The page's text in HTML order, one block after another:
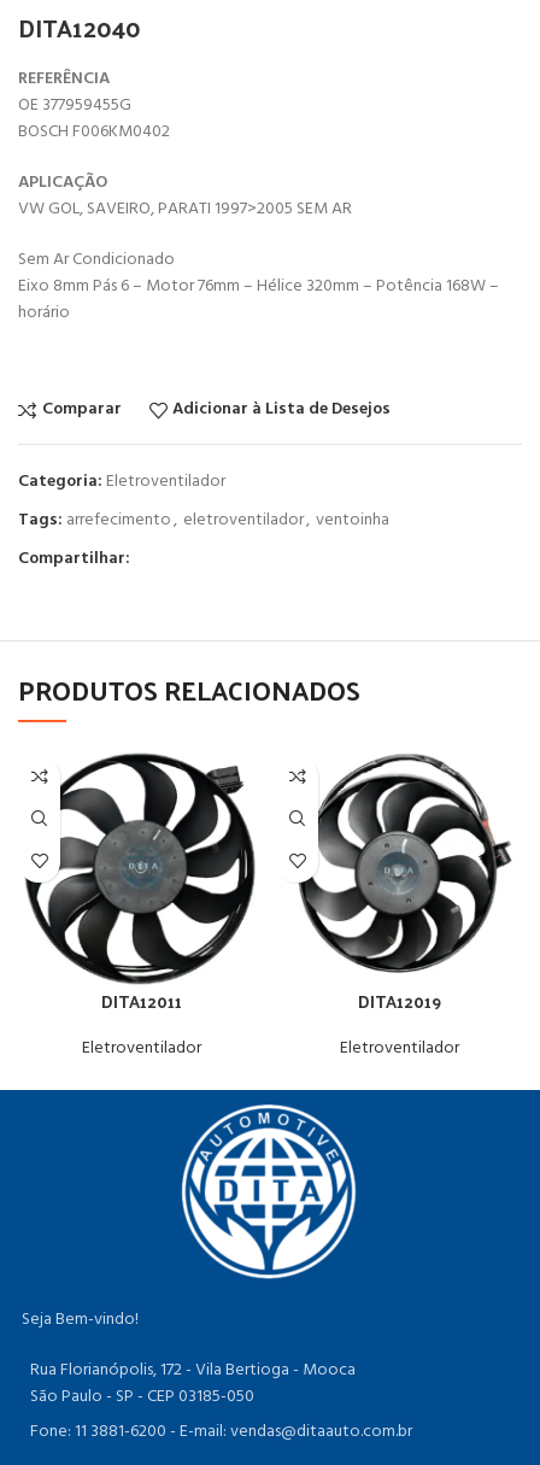
DITA12040
REFERÊNCIA
OE 377959455G
BOSCH F006KM0402
APLICAÇÃO
VW GOL, SAVEIRO, PARATI 1997>2005 SEM AR
Sem Ar Condicionado
Eixo 8mm Pás 6 – Motor 76mm – Hélice 320mm – Potência 168W –
horário
Comparar Adicionar à Lista de Desejos
Categoria: Eletroventilador
Tags: arrefecimento, eletroventilador, ventoinha
Compartilhar:
PRODUTOS RELACIONADOS
DITA12011
Eletroventilador
DITA12019
Eletroventilador
Seja Bem-vindo!
Rua Florianópolis, 172 - Vila Bertioga - Mooca
São Paulo - SP - CEP 03185-050
Fone: 11 3881-6200 -E-mail: vendas@ditaauto.com.br